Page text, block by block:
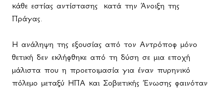
κάθε εστίας αντίστασης
κατά την Άνοιξη της
Πράγας.
Η ανάληψη της εξουσίας από τον Αντρόποφ μόνο
θετική δεν εκλήφθηκε από τη δύση σε μια εποχή
μάλιστα που η προετοιμασία για έναν πυρηνικό
πόλεμο μεταξύ ΗΠΑ και Σοβιετικής Ένωσης φαινόταν